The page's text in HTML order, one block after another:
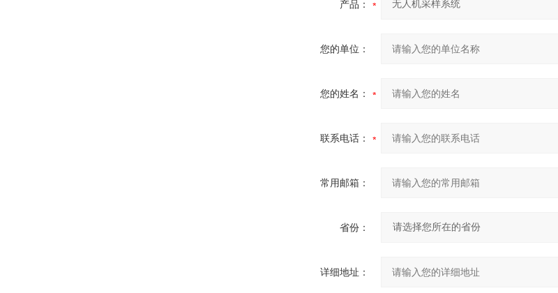
产品：
您的单位：
您的姓名：
联系电话：
常用邮箱：
省份：
详细地址：